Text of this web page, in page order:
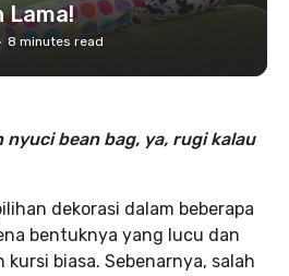
Lama!
8 minutes read
nyuci bean bag, ya, rugi kalau
dekorasi dalam beberapa
bentuknya yang lucu dan
biasa. Sebenarnya, salah